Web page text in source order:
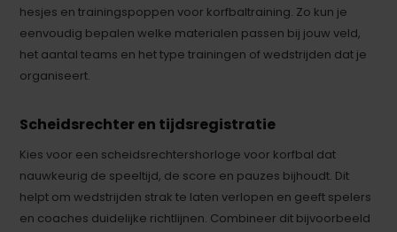
hesjes en trainingspoppen voor korfbaltraining. Zo kun je
eenvoudig bepalen welke materialen passen bij jouw veld,
het aantal teams en het type trainingen of wedstrijden dat je
organiseert.
Scheidsrechter en tijdsregistratie
Kies voor een scheidsrechtershorloge voor korfbal dat
nauwkeurig de speeltijd, de score en pauzes bijhoudt. Dit
helpt om wedstrijden strak te laten verlopen en geeft spelers
en coaches duidelijke richtlijnen. Combineer dit bijvoorbeeld